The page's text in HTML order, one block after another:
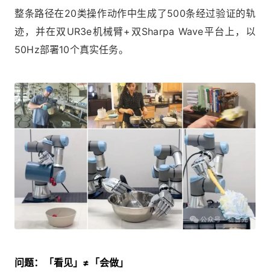
整条路径在20类操作动作中生成了500条经过验证的轨
迹，并在双UR3e机械臂+双Sharpa Wave平台上，以
50Hz部署10个真实任务。
问题：「看见」≠「会做」